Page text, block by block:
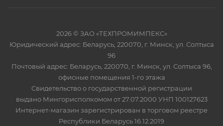
2026 © ЗАО «ТЕХПРОМИМПЕКС»
Юридический адрес: Беларусь, 220070, г. Минск, ул. Солтыса
96
Почтовый адрес: Беларусь, 220070, г. Минск, ул. Солтыса 96,
офисные помещения 1-го этажа
Свидетельство о государственной регистрации
выдано Мингорисполкомом от 27.07.2000 УНП 100127623
Интернет-магазин зарегистрирован в торговом реестре
Республики Беларусь 16.12.2019